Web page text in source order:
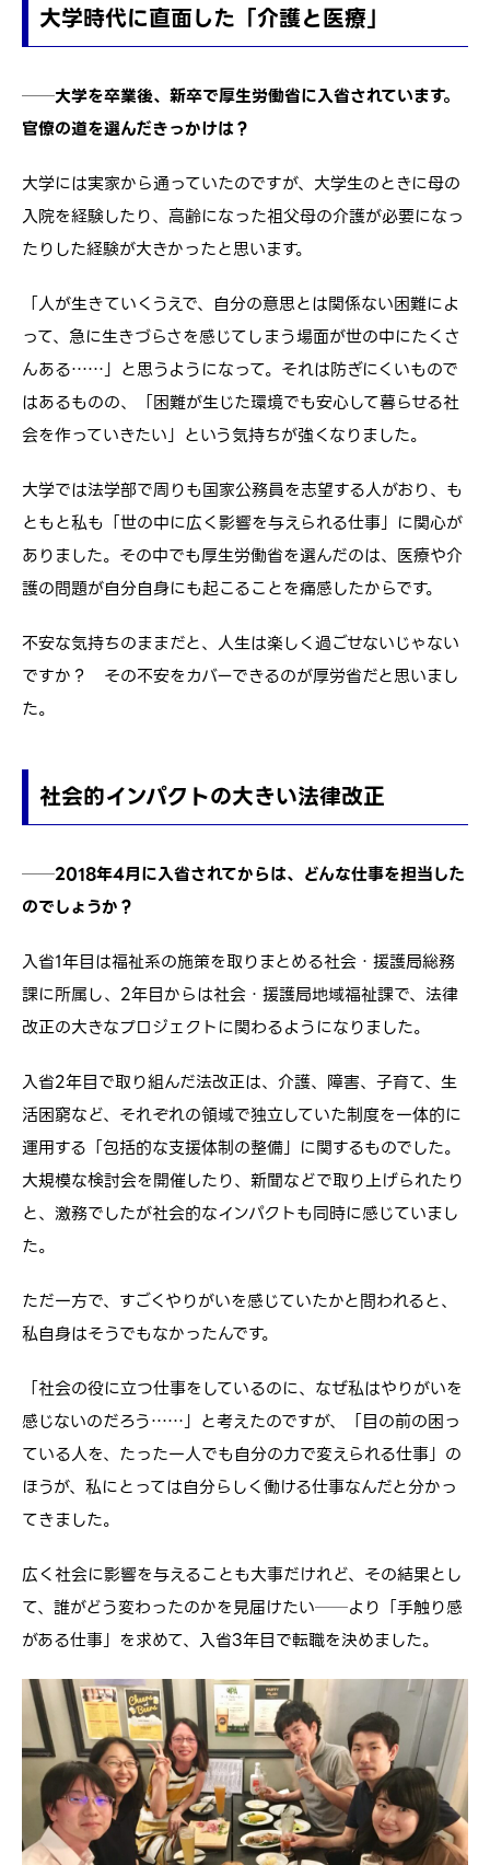
大学時代に直面した「介護と医療」
──大学を卒業後、新卒で厚生労働省に入省されています。
官僚の道を選んだきっかけは？
大学には実家から通っていたのですが、大学生のときに母の
入院を経験したり、高齢になった祖父母の介護が必要になっ
たりした経験が大きかったと思います。
「人が生きていくうえで、自分の意思とは関係ない困難によ
って、急に生きづらさを感じてしまう場面が世の中にたくさ
んある……」と思うようになって。それは防ぎにくいもので
はあるものの、「困難が生じた環境でも安心して暮らせる社
会を作っていきたい」という気持ちが強くなりました。
大学では法学部で周りも国家公務員を志望する人がおり、も
ともと私も「世の中に広く影響を与えられる仕事」に関心が
ありました。その中でも厚生労働省を選んだのは、医療や介
護の問題が自分自身にも起こることを痛感したからです。
不安な気持ちのままだと、人生は楽しく過ごせないじゃない
ですか？ その不安をカバーできるのが厚労省だと思いまし
た。
社会的インパクトの大きい法律改正
──2018年4月に入省されてからは、どんな仕事を担当した
のでしょうか？
入省1年目は福祉系の施策を取りまとめる社会・援護局総務
課に所属し、2年目からは社会・援護局地域福祉課で、法律
改正の大きなプロジェクトに関わるようになりました。
入省2年目で取り組んだ法改正は、介護、障害、子育て、生
活困窮など、それぞれの領域で独立していた制度を一体的に
運用する「包括的な支援体制の整備」に関するものでした。
大規模な検討会を開催したり、新聞などで取り上げられたり
と、激務でしたが社会的なインパクトも同時に感じていまし
た。
ただ一方で、すごくやりがいを感じていたかと問われると、
私自身はそうでもなかったんです。
「社会の役に立つ仕事をしているのに、なぜ私はやりがいを
感じないのだろう……」と考えたのですが、「目の前の困っ
ている人を、たった一人でも自分の力で変えられる仕事」の
ほうが、私にとっては自分らしく働ける仕事なんだと分かっ
てきました。
広く社会に影響を与えることも大事だけれど、その結果とし
て、誰がどう変わったのかを見届けたい──より「手触り感
がある仕事」を求めて、入省3年目で転職を決めました。